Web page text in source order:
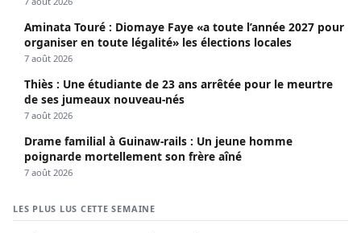
Aminata Touré : Diomaye Faye «a toute l’année 2027 pour
organiser en toute légalité» les élections locales
7 août 2026
Thiès : Une étudiante de 23 ans arrêtée pour le meurtre
de ses jumeaux nouveau-nés
7 août 2026
Drame familial à Guinaw-rails : Un jeune homme
poignarde mortellement son frère aîné
7 août 2026
LES PLUS LUS CETTE SEMAINE